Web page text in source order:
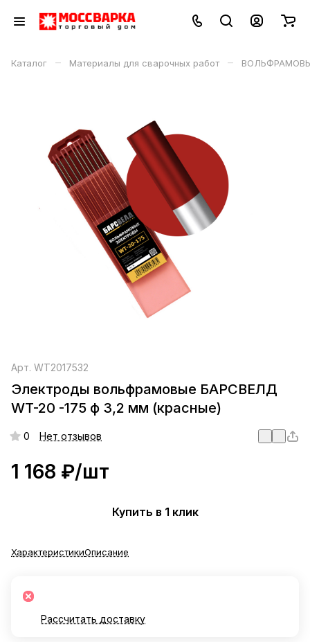
Каталог – Материалы для сварочных работ –
Арт. WT2017532
Электроды вольфрамовые БАРСВЕЛД
WT-20 -175 ф 3,2 мм (красные)
0 Нет отзывов
1 168 ₽/шт
Купить в 1 клик
ХарактеристикиОписание
Рассчитать доставку